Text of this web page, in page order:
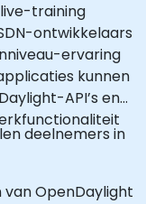
training
ontwikkelaars
ervaring
kunnen
API’s en
deelnemers in
OpenDaylight